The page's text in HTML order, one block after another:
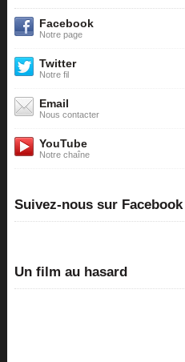
Facebook
Notre page
Twitter
Notre fil
Email
Nous contacter
YouTube
Notre chaîne
Suivez-nous sur Facebook
Un film au hasard